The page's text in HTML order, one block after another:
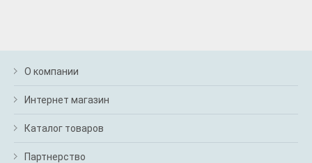
О компании
Интернет магазин
Каталог товаров
Партнерство